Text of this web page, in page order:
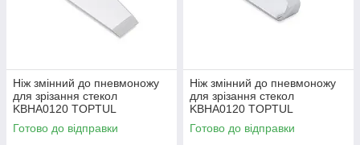
Ніж змінний до пневмоножу
для зрізання стекол
KBHA0120 TOPTUL
KAJC45C1
Готово до відправки
Ніж змінний до пневмоножу
для зрізання стекол
KBHA0120 TOPTUL
KAJC21B1
Готово до відправки